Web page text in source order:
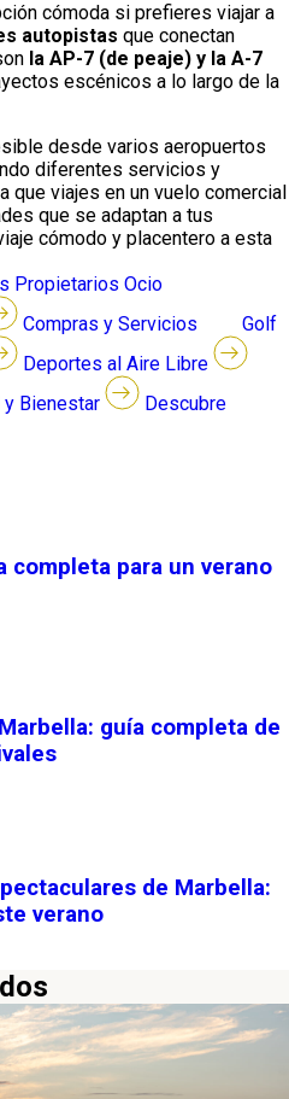
cómoda si prefieres viajar a
autopistas que conectan
la AP-7 (de peaje) y la A-7
escénicos a lo largo de la
desde varios aeropuertos
diferentes servicios y
que viajes en un vuelo comercial
que se adaptan a tus
cómodo y placentero a esta
Propietarios Ocio
Compras y Servicios
Golf
Deportes al Aire Libre
y Bienestar
Descubre
completa para un verano
guía completa de
de Marbella:
verano